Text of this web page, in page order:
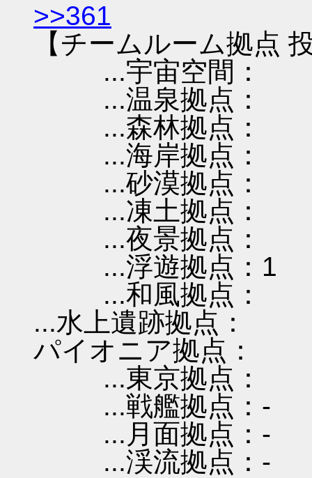
>>361
【チームルーム拠点
...宇宙空間：
...温泉拠点：
...森林拠点：
...海岸拠点：
...砂漠拠点：
...凍土拠点：
...夜景拠点：
...浮遊拠点：1
...和風拠点：
...水上遺跡拠点：
パイオニア拠点：
...東京拠点：
...戦艦拠点：-
...月面拠点：-
...渓流拠点：-